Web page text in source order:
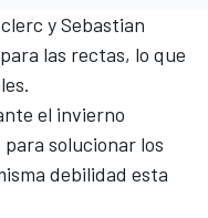
ySebastian
las rectas, lo que
el invierno
solucionar los
debilidad esta